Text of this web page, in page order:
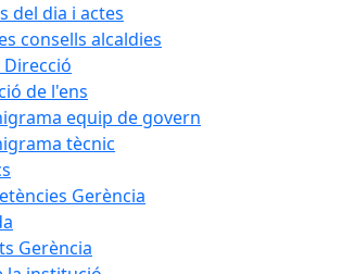
del dia i actes
consells alcaldies
Direcció
de l'ens
equip de govern
tècnic
Gerència
Gerència